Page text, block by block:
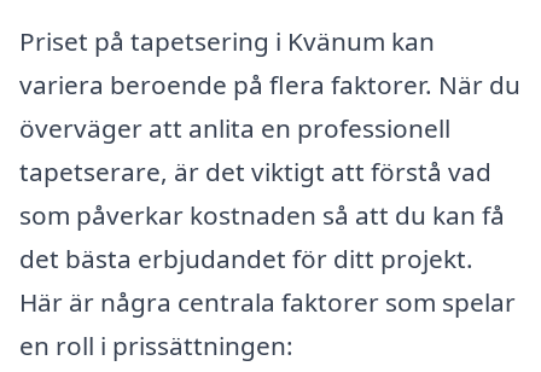
Priset på tapetsering i Kvänum kan
variera beroende på flera faktorer. När du
överväger att anlita en professionell
tapetserare, är det viktigt att förstå vad
som påverkar kostnaden så att du kan få
det bästa erbjudandet för ditt projekt.
Här är några centrala faktorer som spelar
en roll i prissättningen: